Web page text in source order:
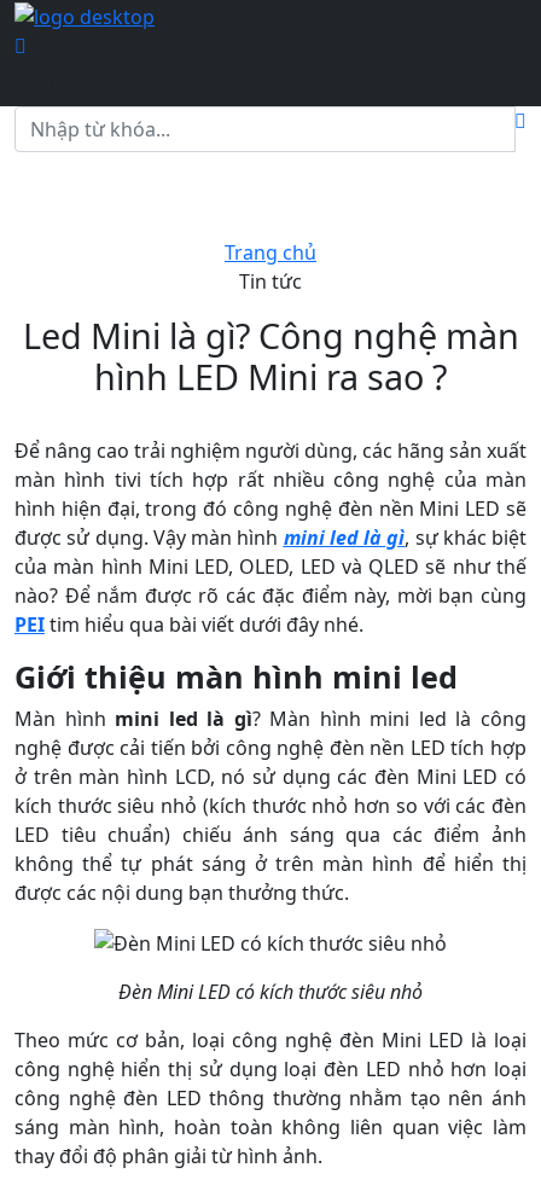
Led Mini là gì? Công nghệ màn
hình LED Mini ra sao ?
Trang chủ
Tin tức
Để nâng cao trải nghiệm người dùng, các hãng sản xuất
màn hình tivi tích hợp rất nhiều công nghệ của màn
hình hiện đại, trong đó công nghệ đèn nền Mini LED sẽ
được sử dụng. Vậy màn hình mini led là gì, sự khác biệt
của màn hình Mini LED, OLED, LED và QLED sẽ như thế
nào? Để nắm được rõ các đặc điểm này, mời bạn cùng
PEItim hiểu qua bài viết dưới đây nhé.
Giới thiệu màn hình mini led
Màn hình mini led là gì? Màn hình mini led là công
nghệ được cải tiến bởi công nghệ đèn nền LED tích hợp
ở trên màn hình LCD, nó sử dụng các đèn Mini LED có
kích thước siêu nhỏ (kích thước nhỏ hơn so với các đèn
LED tiêu chuẩn) chiếu ánh sáng qua các điểm ảnh
không thể tự phát sáng ở trên màn hình để hiển thị
được các nội dung bạn thưởng thức.
Đèn Mini LED có kích thước siêu nhỏ
Theo mức cơ bản, loại công nghệ đèn Mini LED là loại
công nghệ hiển thị sử dụng loại đèn LED nhỏ hơn loại
công nghệ đèn LED thông thường nhằm tạo nên ánh
sáng màn hình, hoàn toàn không liên quan việc làm
thay đổi độ phân giải từ hình ảnh.